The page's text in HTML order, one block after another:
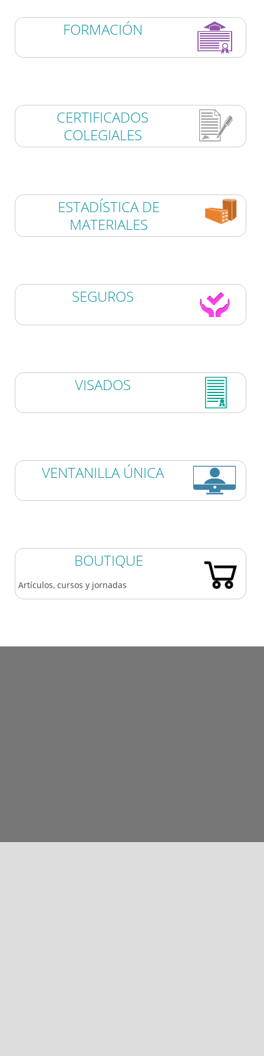
FORMACIÓN
CERTIFICADOS
COLEGIALES
ESTADÍSTICA DE
MATERIALES
SEGUROS
VISADOS
VENTANILLA ÚNICA
BOUTIQUE
Artículos, cursos y jornadas